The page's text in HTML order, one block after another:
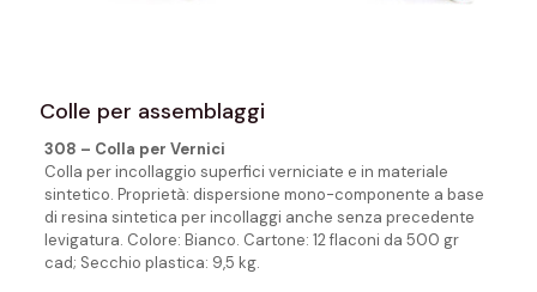
Colle per assemblaggi
308 – Colla per Vernici
Colla per incollaggio superfici verniciate e in materiale
sintetico. Proprietà: dispersione mono-componente a base
di resina sintetica per incollaggi anche senza precedente
levigatura. Colore: Bianco. Cartone: 12 flaconi da 500 gr
cad; Secchio plastica: 9,5 kg.